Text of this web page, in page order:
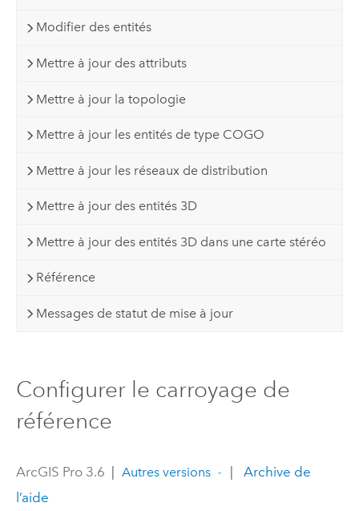
Modifier des entités
Mettre à jour des attributs
Mettre à jour la topologie
Mettre à jour les entités de type COGO
Mettre à jour les réseaux de distribution
Mettre à jour des entités 3D
Mettre à jour des entités 3D dans une carte stéréo
Référence
Messages de statut de mise à jour
Configurer le carroyage de
référence
ArcGIS Pro 3.6 Autres versions
Archive de
l’aide